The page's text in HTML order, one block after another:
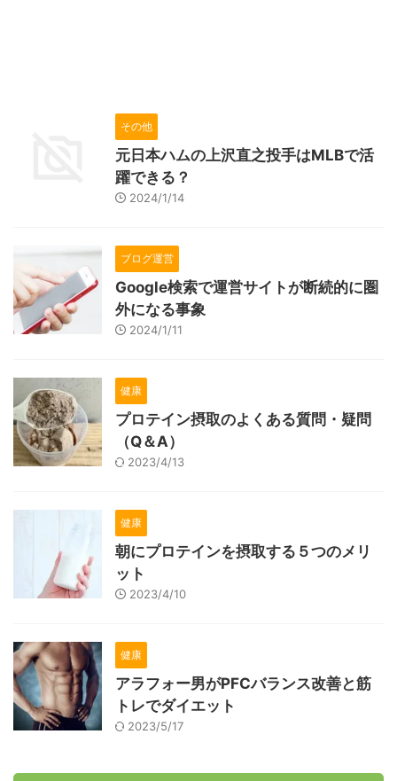
その他
元日本ハムの上沢直之投手はMLBで活
躍できる？
2024/1/14
ブログ運営
Google検索で運営サイトが断続的に圏
外になる事象
2024/1/11
健康
プロテイン摂取のよくある質問・疑問
（Q＆A）
2023/4/13
健康
朝にプロテインを摂取する５つのメリ
ット
2023/4/10
健康
アラフォー男がPFCバランス改善と筋
トレでダイエット
2023/5/17